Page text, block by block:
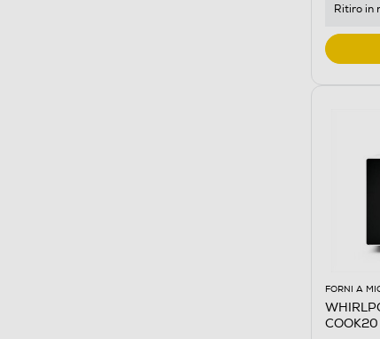
Ritiro in
FORNI A